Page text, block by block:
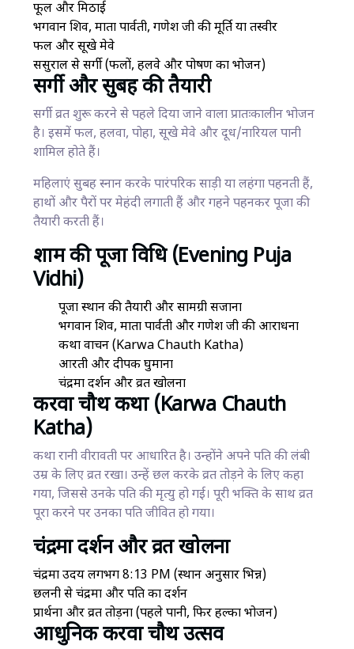
फूल और मिठाई
भगवान शिव, माता पार्वती, गणेश जी की मूर्ति या तस्वीर
फल और सूखे मेवे
ससुराल से सर्गी (फलों, हलवे और पोषण का भोजन)
सर्गी और सुबह की तैयारी
सर्गी व्रत शुरू करने से पहले दिया जाने वाला प्रातःकालीन भोजन
है। इसमें फल, हलवा, पोहा, सूखे मेवे और दूध/नारियल पानी
शामिल होते हैं।
महिलाएं सुबह स्नान करके पारंपरिक साड़ी या लहंगा पहनती हैं,
हाथों और पैरों पर मेहंदी लगाती हैं और गहने पहनकर पूजा की
तैयारी करती हैं।
शाम की पूजा विधि (Evening Puja
Vidhi)
पूजा स्थान की तैयारी और सामग्री सजाना
भगवान शिव, माता पार्वती और गणेश जी की आराधना
कथा वाचन (Karwa Chauth Katha)
आरती और दीपक घुमाना
चंद्रमा दर्शन और व्रत खोलना
करवा चौथ कथा (Karwa Chauth
Katha)
कथा रानी वीरावती पर आधारित है। उन्होंने अपने पति की लंबी
उम्र के लिए व्रत रखा। उन्हें छल करके व्रत तोड़ने के लिए कहा
गया, जिससे उनके पति की मृत्यु हो गई। पूरी भक्ति के साथ व्रत
पूरा करने पर उनका पति जीवित हो गया।
चंद्रमा दर्शन और व्रत खोलना
चंद्रमा उदय लगभग 8:13 PM (स्थान अनुसार भिन्न)
छलनी से चंद्रमा और पति का दर्शन
प्रार्थना और व्रत तोड़ना (पहले पानी, फिर हल्का भोजन)
आधुनिक करवा चौथ उत्सव